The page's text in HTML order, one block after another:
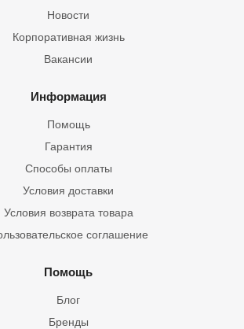
Новости
Корпоративная жизнь
Вакансии
Информация
Помощь
Гарантия
Способы оплаты
Условия доставки
Условия возврата товара
соглашение
Помощь
Блог
Бренды